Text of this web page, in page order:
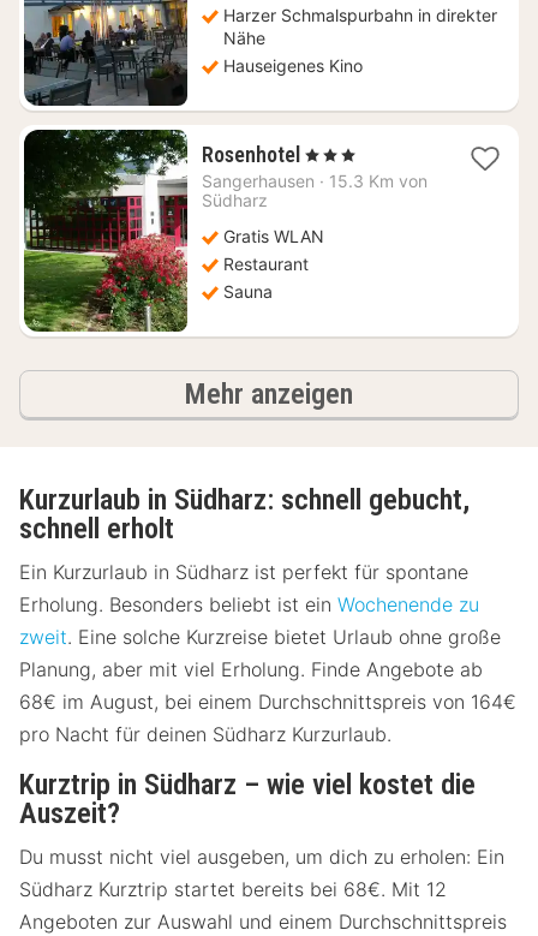
Harzer Schmalspurbahn in direkter
Nähe
Hauseigenes Kino
Rosenhotel 1
Nacht
€
, 3 Sterne
Sangerhausen · 15.3 Km von
Südharz
Gratis WLAN
Restaurant
Sauna
Mehr anzeigen
Kurzurlaub in Südharz: schnell gebucht,
schnell erholt
Ein Kurzurlaub in Südharz ist perfekt für spontane
Erholung. Besonders beliebt ist ein Wochenende zu
zweit. Eine solche Kurzreise bietet Urlaub ohne große
Planung, aber mit viel Erholung. Finde Angebote ab
68€ im August, bei einem Durchschnittspreis von 164€
pro Nacht für deinen Südharz Kurzurlaub.
Kurztrip in Südharz – wie viel kostet die
Auszeit?
Du musst nicht viel ausgeben, um dich zu erholen: Ein
Südharz Kurztrip startet bereits bei 68€. Mit 12
Angeboten zur Auswahl und einem Durchschnittspreis